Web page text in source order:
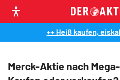
++ Heiß kaufen,
Merck-Aktie nach